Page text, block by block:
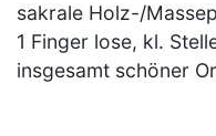
sakrale Holz-/
1 Finger lose, kl.
insgesamt schöner